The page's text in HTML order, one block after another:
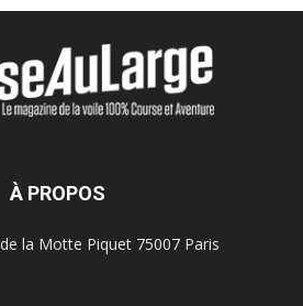
À PROPOS
la Motte Piquet 75007 Paris